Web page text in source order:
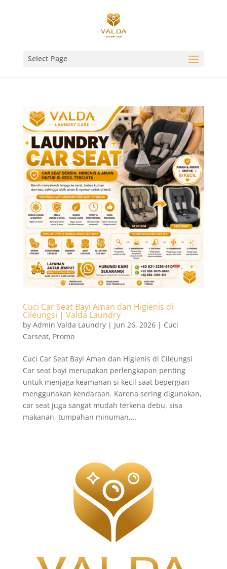
Select Page
Cuci Car Seat Bayi Aman dan Higienis di
Cileungsi | Valda Laundry
by Admin Valda Laundry| Jun 26, 2026| Cuci
Carseat, Promo
Cuci Car Seat Bayi Aman dan Higienis di Cileungsi
Car seat bayi merupakan perlengkapan penting
untuk menjaga keamanan si kecil saat bepergian
menggunakan kendaraan. Karena sering digunakan,
car seat juga sangat mudah terkena debu, sisa
makanan, tumpahan minuman,...